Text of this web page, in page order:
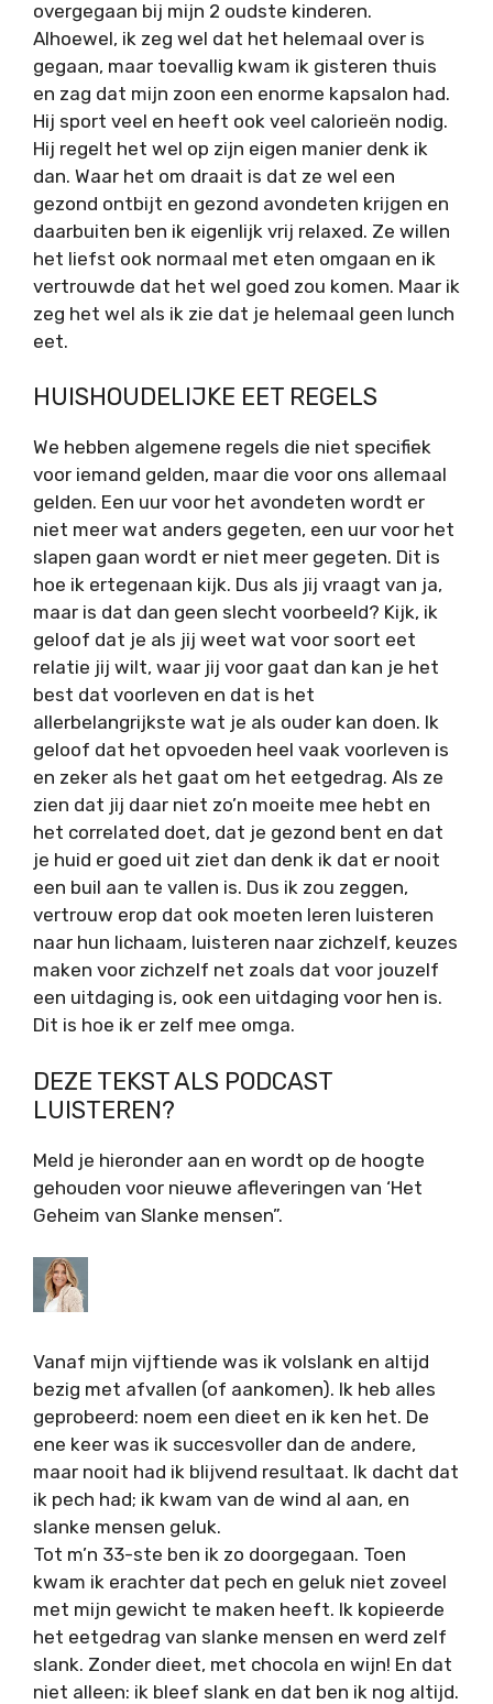
overgegaan bij mijn 2 oudste kinderen.
Alhoewel, ik zeg wel dat het helemaal over is
gegaan, maar toevallig kwam ik gisteren thuis
en zag dat mijn zoon een enorme kapsalon had.
Hij sport veel en heeft ook veel calorieën nodig.
Hij regelt het wel op zijn eigen manier denk ik
dan. Waar het om draait is dat ze wel een
gezond ontbijt en gezond avondeten krijgen en
daarbuiten ben ik eigenlijk vrij relaxed. Ze willen
het liefst ook normaal met eten omgaan en ik
vertrouwde dat het wel goed zou komen. Maar ik
zeg het wel als ik zie dat je helemaal geen lunch
eet.
HUISHOUDELIJKE EET REGELS
We hebben algemene regels die niet specifiek
voor iemand gelden, maar die voor ons allemaal
gelden. Een uur voor het avondeten wordt er
niet meer wat anders gegeten, een uur voor het
slapen gaan wordt er niet meer gegeten. Dit is
hoe ik ertegenaan kijk. Dus als jij vraagt van ja,
maar is dat dan geen slecht voorbeeld? Kijk, ik
geloof dat je als jij weet wat voor soort eet
relatie jij wilt, waar jij voor gaat dan kan je het
best dat voorleven en dat is het
allerbelangrijkste wat je als ouder kan doen. Ik
geloof dat het opvoeden heel vaak voorleven is
en zeker als het gaat om het eetgedrag. Als ze
zien dat jij daar niet zo’n moeite mee hebt en
het correlated doet, dat je gezond bent en dat
je huid er goed uit ziet dan denk ik dat er nooit
een buil aan te vallen is. Dus ik zou zeggen,
vertrouw erop dat ook moeten leren luisteren
naar hun lichaam, luisteren naar zichzelf, keuzes
maken voor zichzelf net zoals dat voor jouzelf
een uitdaging is, ook een uitdaging voor hen is.
Dit is hoe ik er zelf mee omga.
DEZE TEKST ALS PODCAST
LUISTEREN?
Meld je hieronder aan en wordt op de hoogte
gehouden voor nieuwe afleveringen van ‘Het
Geheim van Slanke mensen”.
Vanaf mijn vijftiende was ik volslank en altijd
bezig met afvallen (of aankomen). Ik heb alles
geprobeerd: noem een dieet en ik ken het. De
ene keer was ik succesvoller dan de andere,
maar nooit had ik blijvend resultaat. Ik dacht dat
ik pech had; ik kwam van de wind al aan, en
slanke mensen geluk.
Tot m’n 33-ste ben ik zo doorgegaan. Toen
kwam ik erachter dat pech en geluk niet zoveel
met mijn gewicht te maken heeft. Ik kopieerde
het eetgedrag van slanke mensen en werd zelf
slank. Zonder dieet, met chocola en wijn! En dat
niet alleen: ik bleef slank en dat ben ik nog altijd.